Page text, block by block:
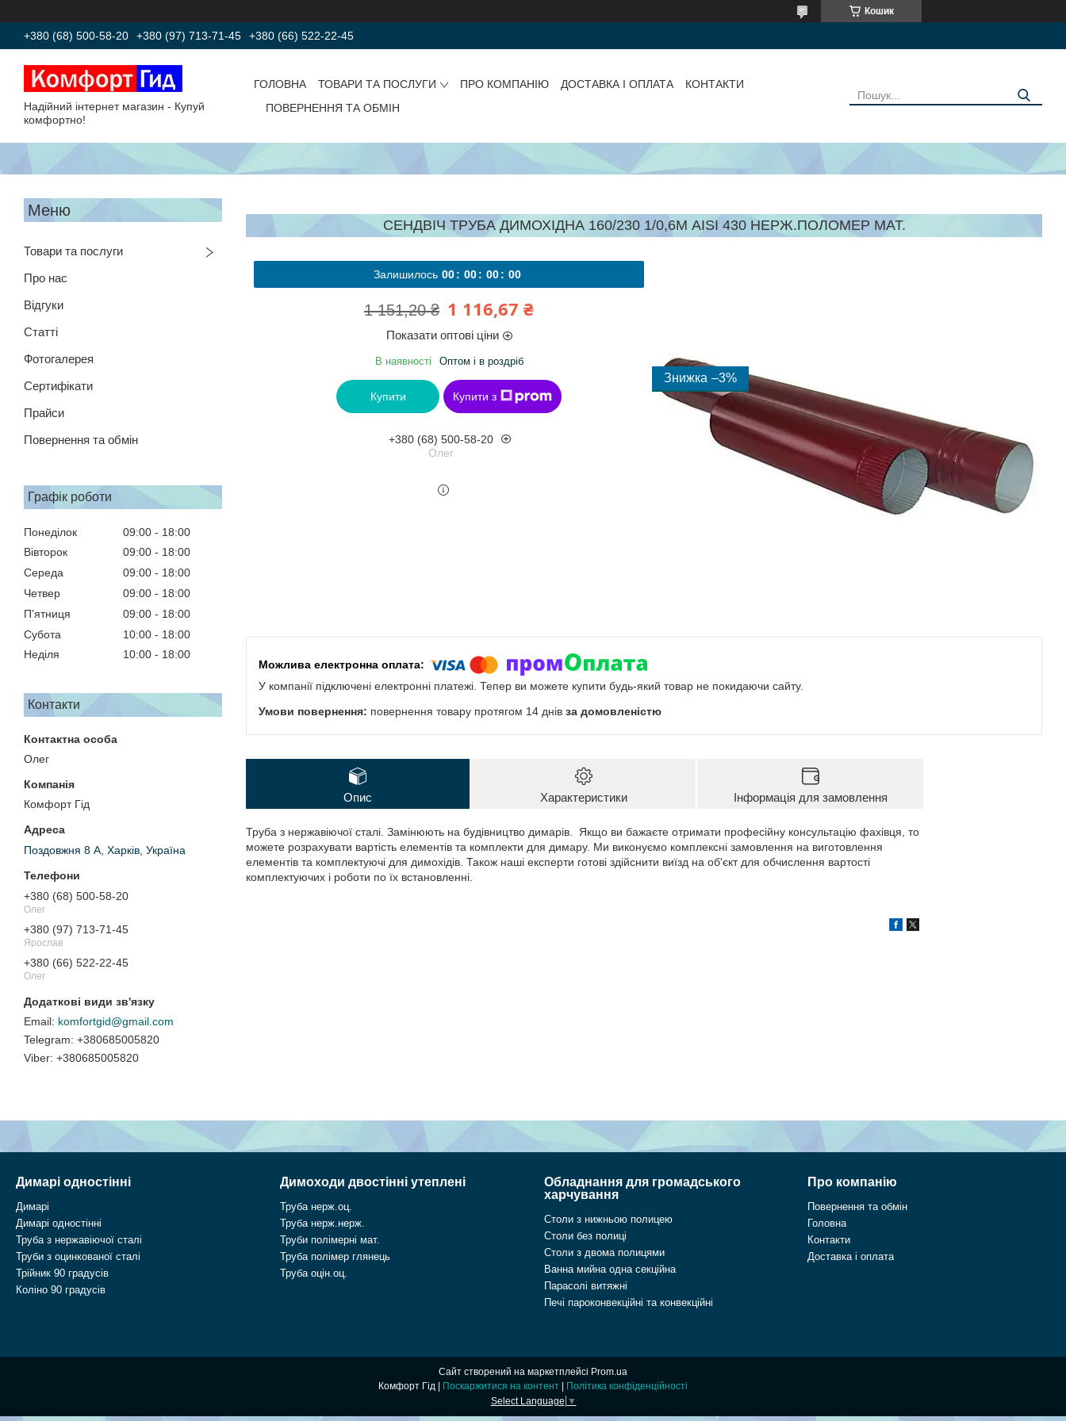
Кошик
+380 (68) 500-58-20 +380 (97) 713-71-45 +380 (66) 522-22-45
Надійний інтернет магазин - Купуй
комфортно!
ГОЛОВНА ТОВАРИ ТА ПОСЛУГИ ПРО КОМПАНІЮ ДОСТАВКА І ОПЛАТА
КОНТАКТИ
ПОВЕРНЕННЯ ТА ОБМІН
Товари та послуги
Про нас
Відгуки
Статті
Фотогалерея
Сертифікати
Прайси
Повернення та обмін
Графік роботи
Понеділок 09:00
18:00
Вівторок
09:00
18:00
Середа
09:00
18:00
Четвер
09:00
18:00
Пʼятниця
09:00
18:00
Субота
10:00
18:00
Неділя
10:00 18:00
Контакти
Олег
Комфорт Гід
Поздовжня 8 А, Харків, Україна
+380 (68) 500-58-20
Олег
+380 (97) 713-71-45
Ярослав
+380 (66) 522-22-45
Олег
komfortgid@gmail.com
+380685005820
+380685005820
СЕНДВІЧ ТРУБА ДИМОХІДНА 160/230 1/0,6М AISI 430 НЕРЖ.ПОЛОМЕР МАТ.
Залишилось 00 00 00 00
1 151,20 ₴ 1 116,67 ₴
Показати оптові ціни
В наявності Оптом і в роздріб
Купити Купити з
+380 (68) 500-58-20
Олег
–3%
У компанії підключені електронні платежі. Тепер ви можете купити будь-який товар не покидаючи сайту.
повернення товару протягом 14 днів за домовленістю
Опис Характеристики Інформація для замовлення
Труба з нержавіючої сталі. Замінюють на будівництво димарів. Якщо ви бажаєте отримати професійну консультацію фахівця, то
можете розрахувати вартість елементів та комплекти для димару. Ми виконуємо комплексні замовлення на виготовлення
елементів та комплектуючі для димохідів. Також наші експерти готові здійснити виїзд на об'єкт для обчислення вартості
комплектуючих і роботи по їх встановленні.
Димарі одностінні
Димарі
Димарі одностінні
Труба з нержавіючої сталі
Труби з оцинкованої сталі
Трійник 90 градусів
Коліно 90 градусів
Димоходи двостінні утеплені
Труба нерж.оц.
Труба нерж.нерж.
Труби полімерні мат.
Труба полімер глянець
Труба оцін.оц.
Обладнання для громадського
харчування
Столи з нижньою полицею
Столи без полиці
Столи з двома полицями
Ванна мийна одна секційна
Парасолі витяжні
Печі пароконвекційні та конвекційні
Про компанію
Повернення та обмін
Головна
Контакти
Доставка і оплата
Сайт створений на маркетплейсі Prom.ua
Поскаржитися на контент
Політика конфіденційності
Select Language ▼